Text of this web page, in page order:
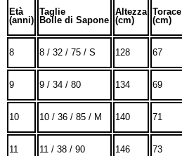
Età
(anni)
Taglie
Bolle di Sapone
Altezza
(cm)
Torace
(cm)
8 8 / 32 / 75 / S 128 67
9 9 / 34 / 80 134 69
10 10 / 36 / 85 / M 140 71
11 11 / 38 / 90 146 73